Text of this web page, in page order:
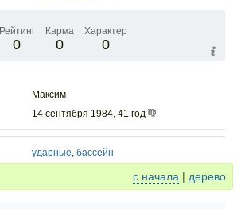
Рейтинг
0
Карма
0
Характер
0
Максим
14 сентября 1984, 41 год
ударные, бассейн
с начала | дерево